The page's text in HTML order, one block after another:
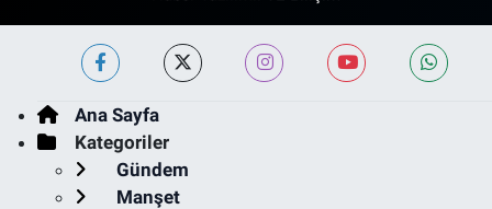
Ana Sayfa
Kategoriler
Gündem
Manşet